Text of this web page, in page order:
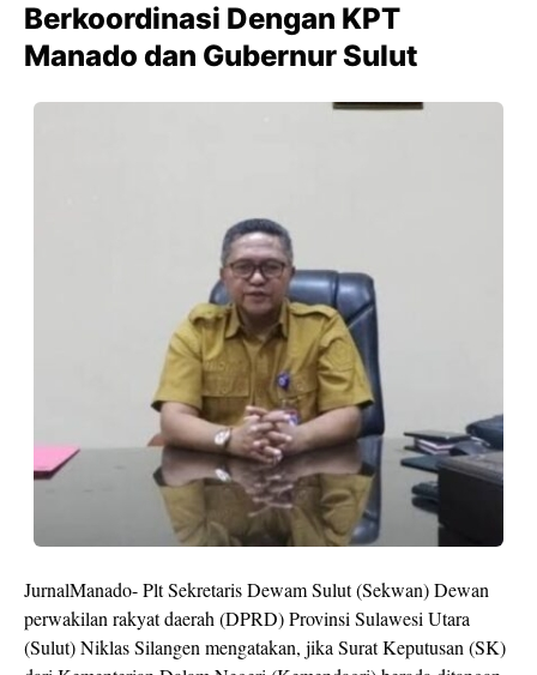
Berkoordinasi Dengan KPT
Manado dan Gubernur Sulut
JurnalManado- Plt Sekretaris Dewam Sulut (Sekwan) Dewan
perwakilan rakyat daerah (DPRD) Provinsi Sulawesi Utara
(Sulut) Niklas Silangen mengatakan, jika Surat Keputusan (SK)